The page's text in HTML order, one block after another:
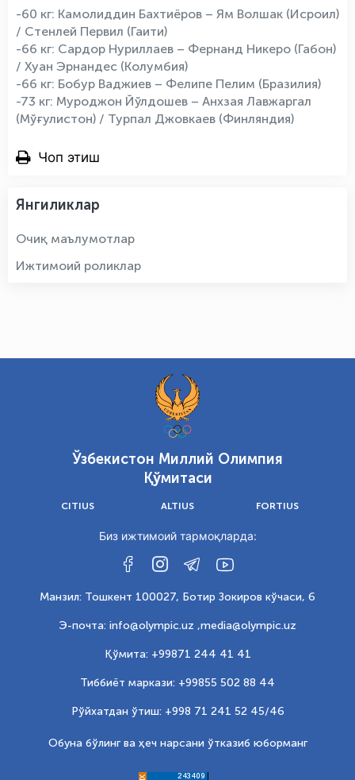
-60 кг: Камолиддин Бахтиёров – Ям Волшак (Исроил)
/ Стенлей Первил (Гаити)
-66 кг: Сардор Нуриллаев – Фернанд Никеро (Габон)
/ Хуан Эрнандес (Колумбия)
-66 кг: Бобур Ваджиев – Фелипе Пелим (Бразилия)
-73 кг: Муроджон Йўлдошев – Анхзая Лавжаргал
(Мўғулистон) / Турпал Джовкаев (Финляндия)
Чоп этиш
Янгиликлар
Очиқ маълумотлар
Ижтимоий роликлар
Ўзбекистон Миллий Олимпия
Қўмитаси
CITIUS ALTIUS FORTIUS
Биз ижтимоий тармоқларда:
Манзил: Тошкент 100027, Ботир Зокиров кўчаси, 6
Э-почта: info@olympic.uz ,media@olympic.uz
Қўмита: +99871 244 41 41
Тиббиёт маркази: +99855 502 88 44
Рўйхатдан ўтиш: +998 71 241 52 45/46
Обуна бўлинг ва ҳеч нарсани ўтказиб юборманг